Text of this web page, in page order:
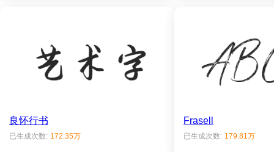
良怀行书
已生成次数: 172.35万
Frasell
已生成次数: 179.81万